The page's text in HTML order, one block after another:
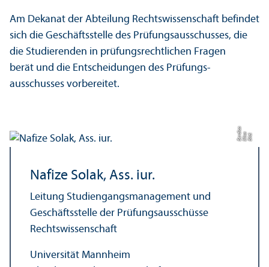
Am Dekanat der Abteilung Rechts­wissenschaft befindet
sich die Geschäfts­stelle des Prüfungs­ausschusses, die
die Studierenden in prüfungs­rechtlichen Fragen
berät und die Entscheidungen des Prüfungs­
ausschusses vorbereitet.
Bil
d:
Eli
s
a
B
e
r
dic
a
Nafize Solak, Ass. iur.
Leitung Studien­gangs­management und
Geschäfts­stelle der Prüfungs­ausschüsse
Rechts­wissenschaft
Universität Mannheim